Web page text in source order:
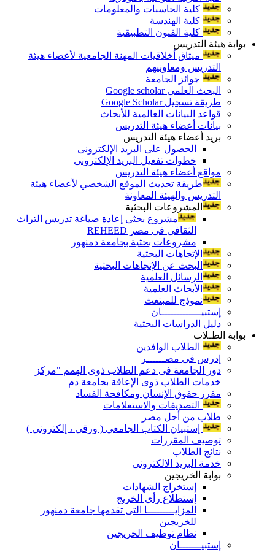
كلية الحاسبات والمعلومات
كلية الهندسة
كلية الفنون التطبيقية
بوابة هيئة التدريس
ميثاق أخلاقيات المهنة الجامعية لأعضاء هيئة
التدريس ومعاونيهم
جوائز الجامعة
البحث العلمى Google scholar
طريقة تسجيل Google Scholar
قواعد البيانات العالمية للأبحاث
بيانات أعضاء هيئة التدريس
بريد أعضاء هيئة التدريس
الحصول على البريد الإلكترونى
خطوات تفعيل البريد الإلكترونى
مواقع أعضاء هيئة التدريس
طريقة تحديث الموقع الشخصي لأعضاء هيئة
التدريس والهيئة المعاونة
المشروعات البحثية
مشروع بحثى إعادة صياغة تدريس التراث
الثقافى فى مصر REHEED
مشروعات بحثية بجامعة دمنهور
الإتجاهات البحثية
البحث عن الإتجاهات البحثية
الرسائل العلمية
الأبحاث العلمية
نموذج للمبتعث
إستبيـــــــــــــان
دليل الدراسات البحثية
بوابة الطـلاب
الطلاب الوافدين
إدرس فى مصــــــر
دور الجامعة فى دعم الطلاب ذوى الهمم "مركز
خدمات الطلاب ذوى الإعاقة بجامعة دم
مقرر حقوق الإنسان ومكافحة الفساد
التصديقات والاستعلامات
طلاب من أجل مصر
إستبيان الكتاب الجامعي ( ورقي ، إلكتروني )
توصيف المقررات
نتائج الطلاب
خدمة البريد الالكترونى
بوابة الخريجين
إستخراج الشهادات
إستطلاع رأى الخريج
المزايـــــــــا التى تقدمها جامعة دمنهور
للخريجين
نظام توظيف الخريجين
إستبيـــــــان